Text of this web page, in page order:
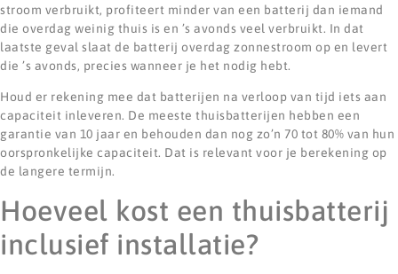
stroom verbruikt, profiteert minder van een batterij dan iemand
die overdag weinig thuis is en ’s avonds veel verbruikt. In dat
laatste geval slaat de batterij overdag zonnestroom op en levert
die ’s avonds, precies wanneer je het nodig hebt.
Houd er rekening mee dat batterijen na verloop van tijd iets aan
capaciteit inleveren. De meeste thuisbatterijen hebben een
garantie van 10 jaar en behouden dan nog zo’n 70 tot 80% van hun
oorspronkelijke capaciteit. Dat is relevant voor je berekening op
de langere termijn.
Hoeveel kost een thuisbatterij
inclusief installatie?